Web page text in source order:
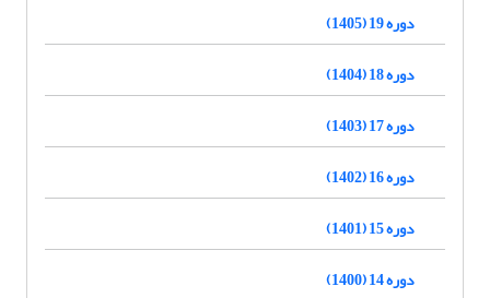
دوره 19 (1405)
دوره 18 (1404)
دوره 17 (1403)
دوره 16 (1402)
دوره 15 (1401)
دوره 14 (1400)